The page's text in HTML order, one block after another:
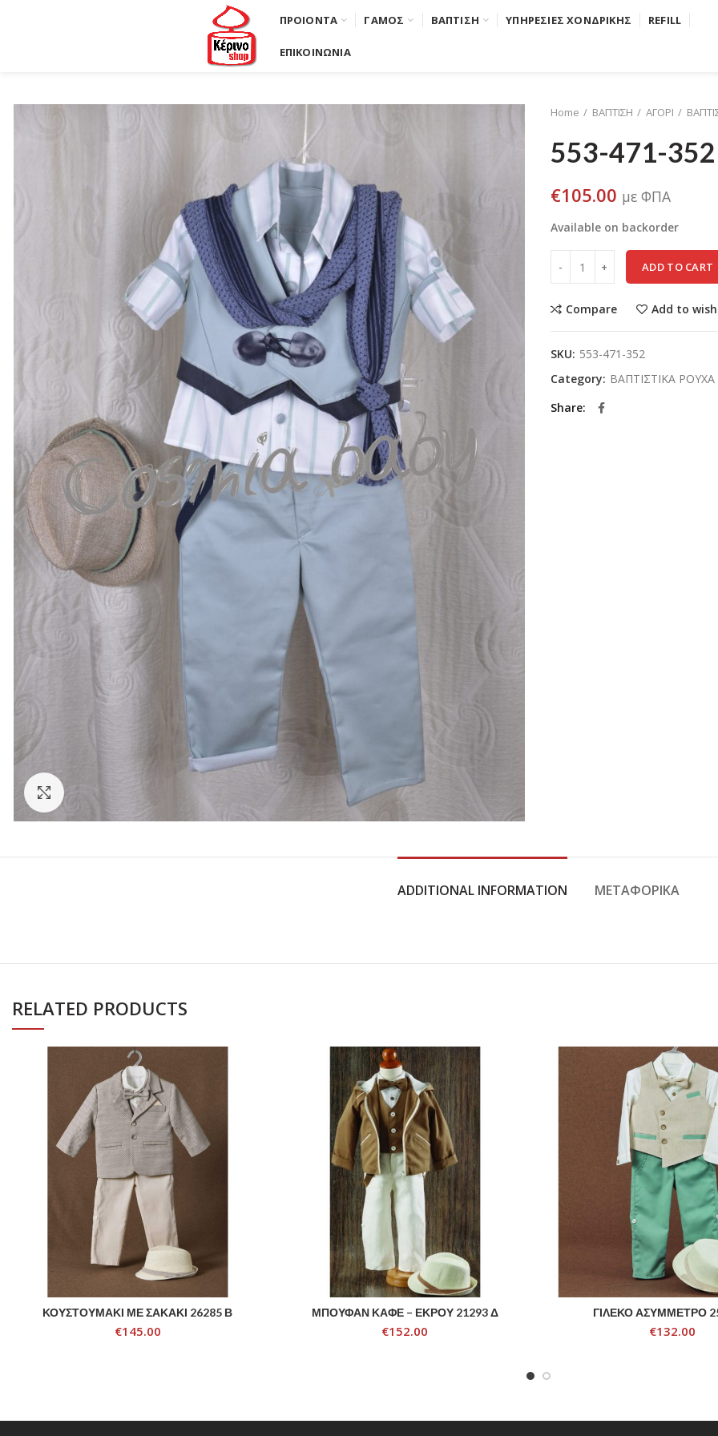
ΠΡΟΙΟΝΤΑ ΓΑΜΟΣ ΒΑΠΤΙΣΗ ΥΠΗΡΕΣΙΕΣ ΧΟΝΔΡΙΚΗΣ REFILL
ΕΠΙΚΟΙΝΩΝΙΑ
Click to enlarge
Home ΒΑΠΤΙΣΗ ΑΓΟΡΙ
553-471-352
€105.00 με ΦΠΑ
Available on backorder
ADD TO CART
Compare Add to
SKU: 553-471-352
Category: ΒΑΠΤΙΣΤΙΚΑ ΡΟΥΧΑ
Share
ADDITIONAL INFORMATION ΜΕΤΑΦΟΡΙΚΆ
RELATED PRODUCTS
ADD TO CART
ΚΟΥΣΤΟΥΜΑΚΙ ΜΕ ΣΑΚΑΚΙ 26285 Β
€145.00
ADD TO CART
ΜΠΟΥΦΑΝ ΚΑΦΕ – ΕΚΡΟΥ 21293 Δ
€152.00
ADD TO CART
ΓΙΛΕΚΟ ΑΣΥΜΜΕΤΡΟ
€132.00